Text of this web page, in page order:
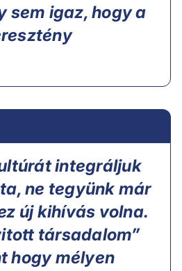
sem igaz, hogy a
integráljuk
ne tegyünk már
új kihívás volna.
társadalom”
hogy mélyen